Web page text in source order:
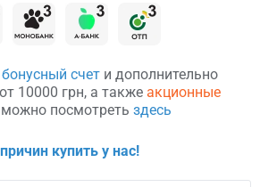
бонусный счет и дополнительно
10000 грн, а также акционные
можно посмотреть здесь
купить у нас!